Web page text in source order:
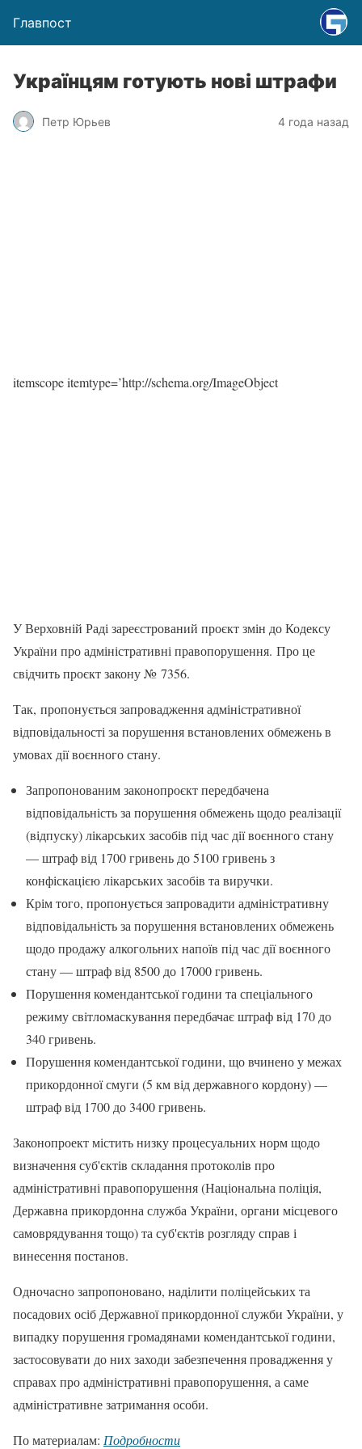
Главпост
Українцям готують нові штрафи
Петр Юрьев 4 года назад
itemscope itemtype=’http://schema.org/ImageObject
У Верховній Раді зареєстрований проєкт змін до Кодексу
України про адміністративні правопорушення. Про це
свідчить проєкт закону № 7356.
Так, пропонується запровадження адміністративної
відповідальності за порушення встановлених обмежень в
умовах дії воєнного стану.
Запропонованим законопроєкт передбачена
відповідальність за порушення обмежень щодо реалізації
(відпуску) лікарських засобів під час дії воєнного стану
— штраф від 1700 гривень до 5100 гривень з
конфіскацією лікарських засобів та виручки.
Крім того, пропонується запровадити адміністративну
відповідальність за порушення встановлених обмежень
щодо продажу алкогольних напоїв під час дії воєнного
стану — штраф від 8500 до 17000 гривень.
Порушення комендантської години та спеціального
режиму світломаскування передбачає штраф від 170 до
340 гривень.
Порушення комендантської години, що вчинено у межах
прикордонної смуги (5 км від державного кордону) —
штраф від 1700 до 3400 гривень.
Законопроект містить низку процесуальних норм щодо
визначення суб'єктів складання протоколів про
адміністративні правопорушення (Національна поліція,
Державна прикордонна служба України, органи місцевого
самоврядування тощо) та суб'єктів розгляду справ і
винесення постанов.
Одночасно запропоновано, наділити поліцейських та
посадових осіб Державної прикордонної служби України, у
випадку порушення громадянами комендантської години,
застосовувати до них заходи забезпечення провадження у
справах про адміністративні правопорушення, а саме
адміністративне затримання особи.
По материалам: Подробности